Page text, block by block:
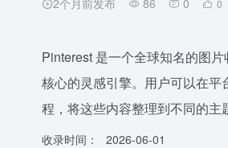
2个月前发布 86 0 0
Pinterest 是一个全球知名的图
核心的灵感引擎。用户可以在
程，将这些内容整理到不同的
收录时间：
2026-06-01